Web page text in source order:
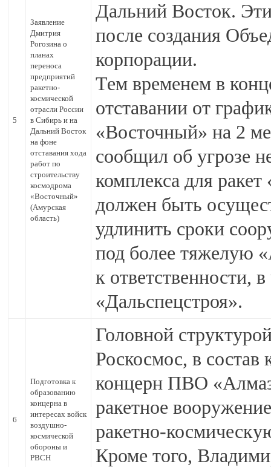
5
Заявление
Дмитрия
Рогозина о
планах
переноса
предприятий
ракетно-
космической
отрасли России
в Сибирь и на
Дальний Восток
на фоне
отставания хода
работ по
строительству
космодрома
«Восточный»
(Амурская
область)
Дальний Восток.
после создания
корпорации.
Тем временем в
отставании от
«Восточный» на 2
сообщил об угрозе
комплекса для
должен быть
удлинить сроки
под более тяжелую
к ответственности,
«Дальспецстроя».
6
Подготовка к
образованию
концерна в
интересах войск
воздушно-
космической
обороны и
РВСН
Головной
Роскосмос, в состав
концерн ПВО
ракетное
ракетно-
Кроме того,